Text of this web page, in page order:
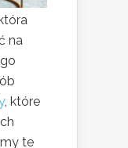
na
, które
te